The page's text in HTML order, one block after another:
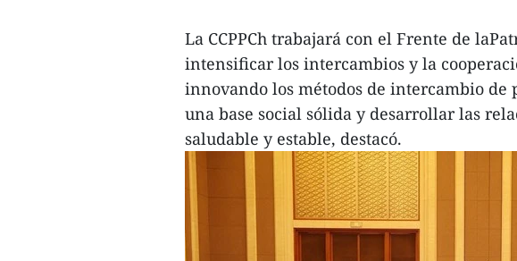
La CCPPCh trabajará con el Frente de
intensificar los intercambios y la
innovando los métodos de intercambio de
una base social sólida y desarrollar las
saludable y estable, destacó.